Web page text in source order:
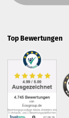
Top Bewertungen